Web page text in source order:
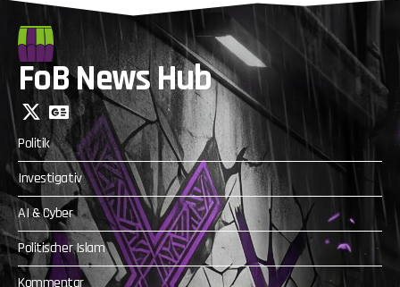
FoB News Hub
Politik
Investigativ
AI & Cyber
Politischer Islam
Kommentar